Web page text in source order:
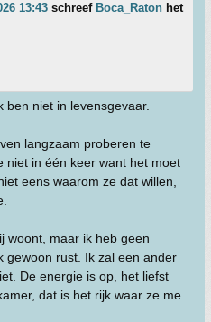
13:43 schreef Boca_Raton het
ben niet in levensgevaar.
langzaam proberen te
niet in één keer want het moet
eens waarom ze dat willen,
woont, maar ik heb geen
gewoon rust. Ik zal een ander
De energie is op, het liefst
dat is het rijk waar ze me